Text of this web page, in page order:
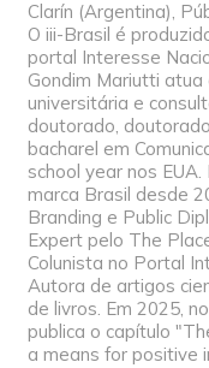
Clarín (Argentina),
O iii-Brasil é
portal Interesse
Gondim Mariutti
universitária e
doutorado,
bacharel em
school year nos
marca Brasil desde
Branding e Public
Expert pelo The
Colunista no Portal
Autora de artigos
de livros. Em 2025,
publica o capítulo
a means for positive